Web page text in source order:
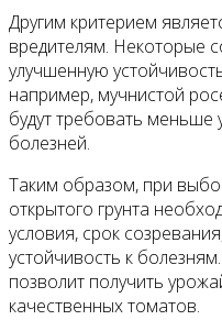
Другим критерием
вредителям. Некоторые
улучшенную
например, мучнистой
будут требовать меньше
болезней.
Таким образом, при
открытого грунта
условия, срок
устойчивость к
позволит получить
качественных томатов.